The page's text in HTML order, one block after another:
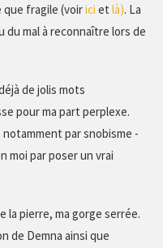
fragile (voirici et là). La
du mal à reconnaître lors de
de jolis mots
pour ma part perplexe.
par snobisme -
moi par poser un vrai
la pierre, ma gorge serrée.
de Demna ainsi que